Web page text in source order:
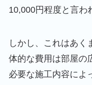
10,000円程度と言わ
しかし、これはあく
体的な費用は部屋の
必要な施工内容によ